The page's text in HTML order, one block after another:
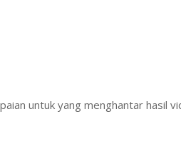
untuk yang menghantar hasil